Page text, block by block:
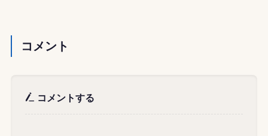
コメント
コメントする